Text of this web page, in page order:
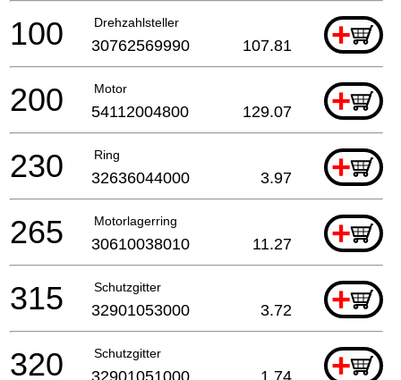
Drehzahlsteller +
100 30762569990 107.81
Motor +
200 54112004800 129.07
Ring +
230 32636044000 3.97
Motorlagerring +
265 30610038010 11.27
Schutzgitter +
315 32901053000 3.72
Schutzgitter +
320 32901051000 1.74